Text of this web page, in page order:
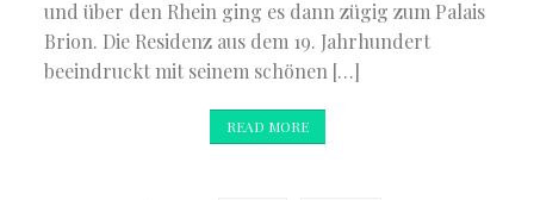
und über den Rhein ging es dann zügig zum Palais
Brion. Die Residenz aus dem 19. Jahrhundert
beeindruckt mit seinem schönen […]
READ MORE